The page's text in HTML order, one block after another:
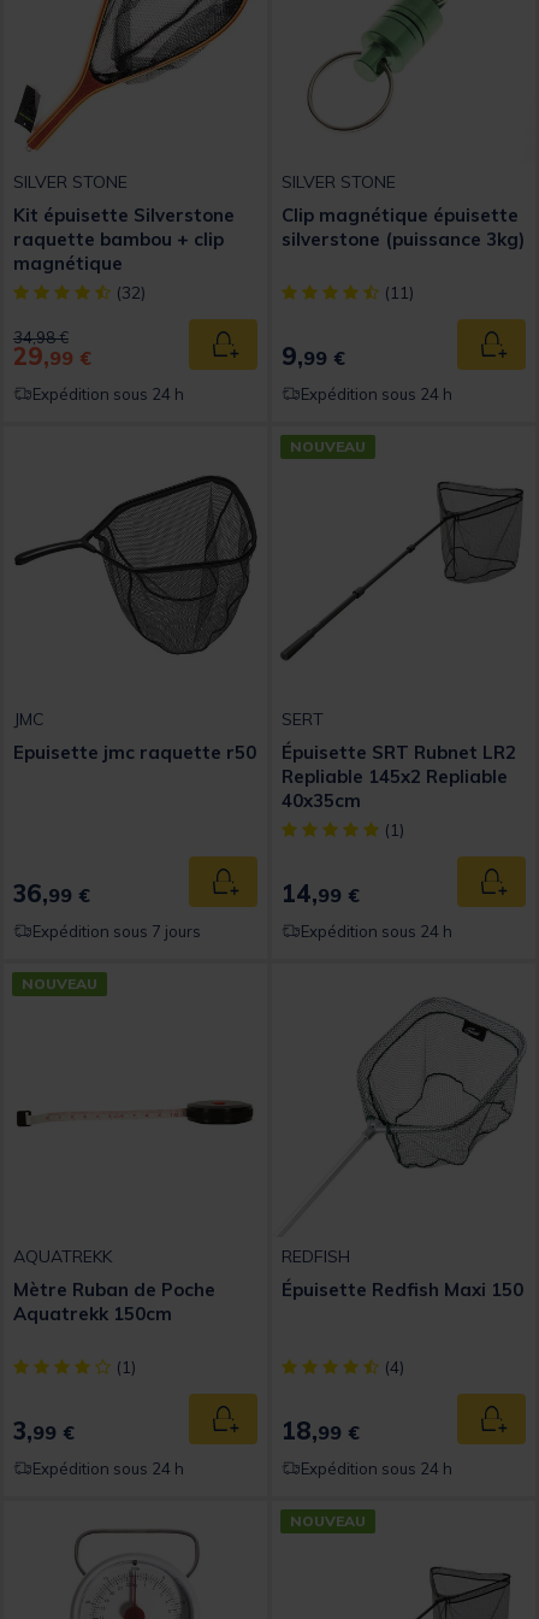
SILVER STONE
Kit épuisette Silverstone
raquette bambou + clip
magnétique
[object Object] out of 5 Customer Rating
(32)
Price reduced from
34,98 €to
29,99 € Ajouter au panier
Expédition sous 24 h
SILVER STONE
Clip magnétique épuisette
silverstone (puissance 3kg)
[object Object] out of 5
(11)
9,99 €
Expédition sous 24 h
JMC
Epuisette jmc raquette r50
36,99 € Ajouter au panier
Expédition sous 7 jours
NOUVEAU
SERT
Épuisette SRT Rubnet LR2
Repliable 145x2 Repliable
40x35cm
[object Object] out of 5
(1)
14,99 €
Expédition sous 24 h
NOUVEAU
AQUATREKK
Mètre Ruban de Poche
Aquatrekk 150cm
[object Object] out of 5 Customer Rating
(1)
3,99 € Ajouter au panier
Expédition sous 24 h
REDFISH
Épuisette Redfish Maxi 150
[object Object] out of 5
(4)
18,99 €
Expédition sous 24 h
NOUVEAU